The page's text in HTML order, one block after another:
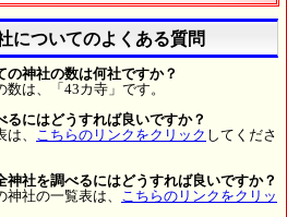
についてのよくある質問
の神社の数は何社ですか？
数は、「43カ寺」です。
るにはどうすれば良いですか？
、
こちらのリンクをクリック してくださ
神社を調べるにはどうすれば良いですか？
神社の一覧表は、
こちらのリンクをクリッ